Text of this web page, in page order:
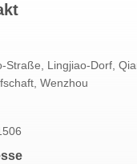
Straße, Lingjiao-Dorf,
Wenzhou